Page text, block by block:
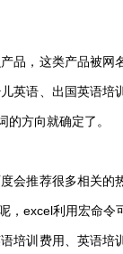
品，这类产品被网
英语、出国英语培
方向就确定了。
会推荐很多相关的
，excel利用宏命令
培训费用、英语培